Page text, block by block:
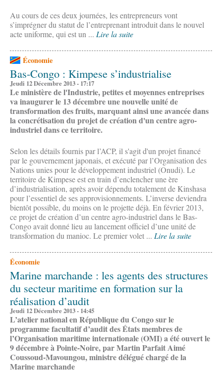
Au cours de ces deux journées, les entrepreneurs vont
s’imprégner du statut de l’entreprenant introduit dans le nouvel
acte uniforme, qui est un ... Lire la suite
Économie
Bas-Congo : Kimpese s’industrialise
Jeudi 12 Décembre 2013 - 17:17
Le ministère de l'Industrie, petites et moyennes entreprises
va inaugurer le 13 décembre une nouvelle unité de
transformation des fruits, marquant ainsi une avancée dans
la concrétisation du projet de création d'un centre agro-
industriel dans ce territoire.
Selon les détails fournis par l’ACP, il s'agit d'un projet financé
par le gouvernement japonais, et exécuté par l’Organisation des
Nations unies pour le développement industriel (Onudi). Le
territoire de Kimpese est en train d’enclencher une ère
d’industrialisation, après avoir dépendu totalement de Kinshasa
pour l’essentiel de ses approvisionnements. L’inverse deviendra
bientôt possible, du moins on le projette déjà. En février 2013,
ce projet de création d’un centre agro-industriel dans le Bas-
Congo avait donné lieu au lancement officiel d’une unité de
transformation du manioc. Le premier volet ... Lire la suite
Économie
Marine marchande : les agents des structures
du secteur maritime en formation sur la
réalisation d’audit
Jeudi 12 Décembre 2013 - 14:45
L’atelier national en République du Congo sur le
programme facultatif d’audit des États membres de
l’Organisation maritime internationale (OMI) a été ouvert le
9 décembre à Pointe-Noire, par Martin Parfait Aimé
Coussoud-Mavoungou, ministre délégué chargé de la
Marine marchande